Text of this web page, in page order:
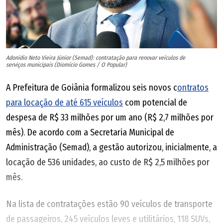
Adonídio Neto Vieira Júnior (Semad): contratação para renovar veículos de
serviços municipais (Diomício Gomes / O Popular)
A Prefeitura de Goiânia formalizou seis novos contratos
para locação de até 615 veículos com potencial de
despesa de R$ 33 milhões por um ano (R$ 2,7 milhões por
mês). De acordo com a Secretaria Municipal de
Administração (Semad), a gestão autorizou, inicialmente, a
locação de 536 unidades, ao custo de R$ 2,5 milhões por
mês.
Na lista de contratações estão 90 veículos de transporte
de passageiros, 245 veículos leves e utilitários, 118 SUVs,